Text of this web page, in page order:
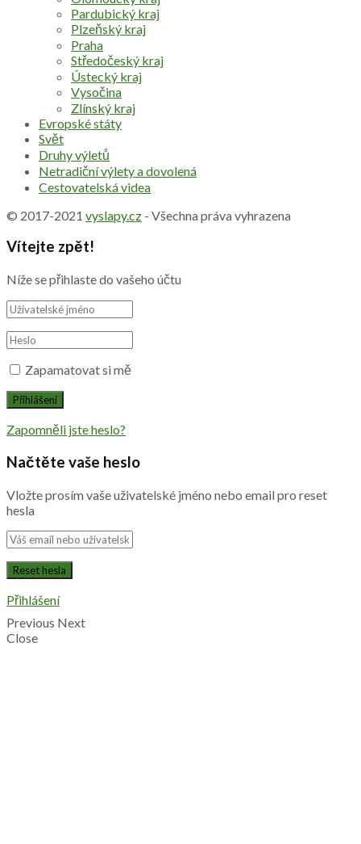
Pardubický kraj
Plzeňský kraj
Praha
Středočeský kraj
Ústecký kraj
Vysočina
Zlínský kraj
Evropské státy
Svět
Druhy výletů
Netradiční výlety a dovolená
Cestovatelská videa
© 2017-2021 vyslapy.cz - Všechna práva vyhrazena
Vítejte zpět!
Níže se přihlaste do vašeho účtu
Zapamatovat si mě
Zapomněli jste heslo?
Načtěte vaše heslo
Vložte prosím vaše uživatelské jméno nebo email pro reset
hesla
Přihlášení
Previous Next
Close